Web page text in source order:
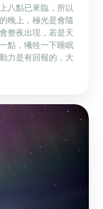
八點已來臨，所以
晚上，極光是會隨
整夜出現，若是天
點，犧牲一下睡眠
力是有回報的，大